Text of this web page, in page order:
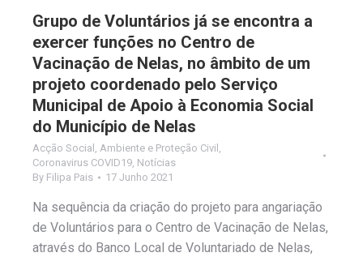
Grupo de Voluntários já se encontra a
exercer funções no Centro de
Vacinação de Nelas, no âmbito de um
projeto coordenado pelo Serviço
Municipal de Apoio à Economia Social
do Município de Nelas
Acção Social , Ambiente e Proteção Civil ,
Coronavirus COVID19, Notícias
By Filipa Pais 17 Junho 2021
Na sequência da criação do projeto para angariação
de Voluntários para o Centro de Vacinação de Nelas,
através do Banco Local de Voluntariado de Nelas,